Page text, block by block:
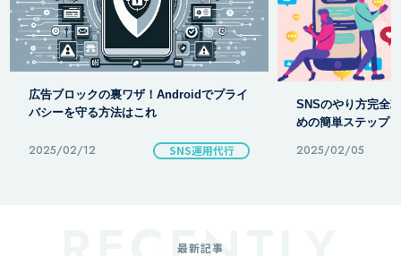
SNSのやり方完全攻略！今すぐ始めるた
めの簡単ステップ
2025/02/05 SNS
と裏ワザ公開
2025/02/12
最新記事